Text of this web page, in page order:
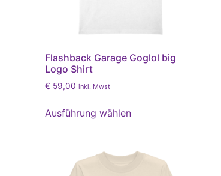
Flashback Garage Goglol big
Logo Shirt
€ 59,00 inkl. Mwst
Ausführung wählen